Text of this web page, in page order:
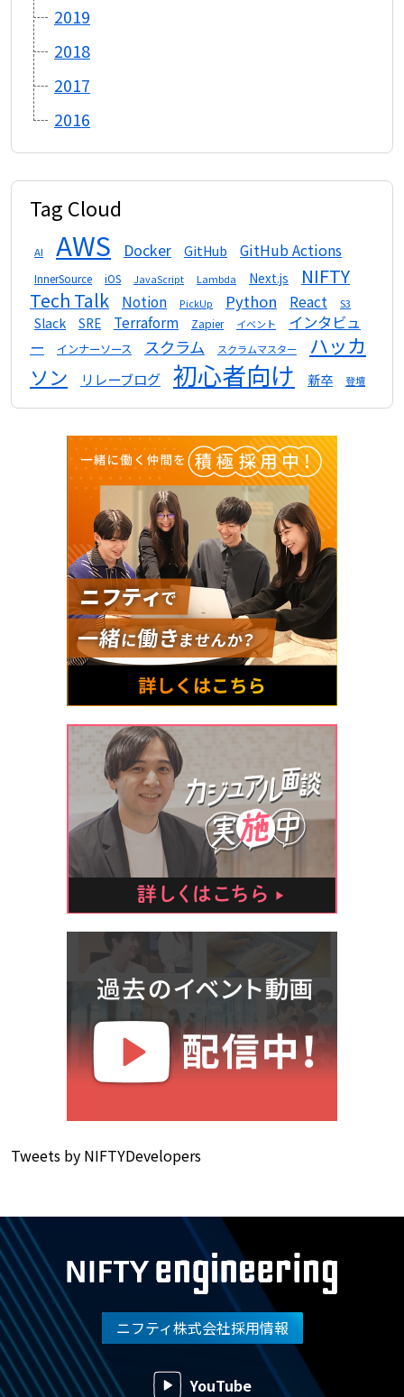
2019
2018
2017
2016
Tag Cloud
AI AWS Docker GitHub GitHub Actions
InnerSource iOS JavaScript Lambda Next.js
NIFTY
Tech Talk
Notion PickUp Python React S3
Slack SRE Terraform Zapier イベント
インタビュ
ー
インナーソース スクラム スクラムマスター
ハッカ
ソン
リレーブログ 初心者向け 新卒 登壇
Tweets by NIFTYDevelopers
ニフティ株式会社採用情報
YouTube